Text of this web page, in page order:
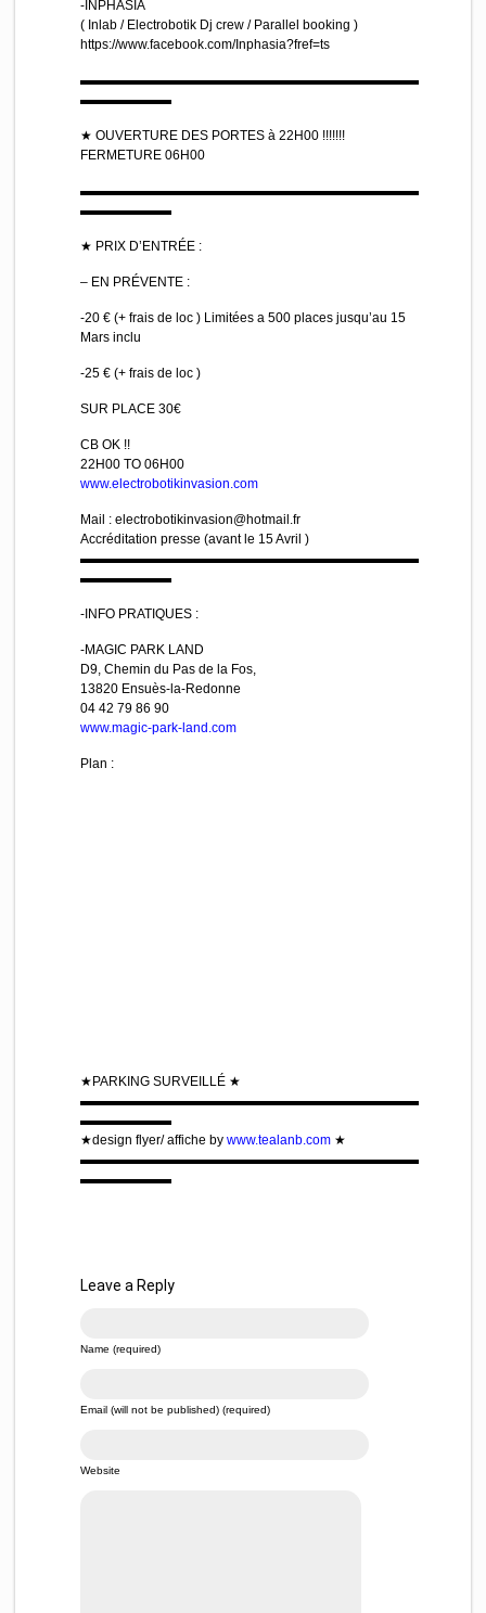
-INPHASIA
( Inlab / Electrobotik Dj crew / Parallel booking )
https://www.facebook.com/Inphasia?fref=ts
▬▬▬▬▬▬▬▬▬▬▬▬▬▬▬▬▬▬▬▬▬▬▬▬▬▬
▬▬▬▬▬▬▬
★ OUVERTURE DES PORTES à 22H00 !!!!!!!
FERMETURE 06H00
▬▬▬▬▬▬▬▬▬▬▬▬▬▬▬▬▬▬▬▬▬▬▬▬▬▬
▬▬▬▬▬▬▬
★ PRIX D’ENTRÉE :
– EN PRÉVENTE :
-20 € (+ frais de loc ) Limitées a 500 places jusqu’au 15
Mars inclu
-25 € (+ frais de loc )
SUR PLACE 30€
CB OK !!
22H00 TO 06H00
www.electrobotikinvasion.com
Mail : electrobotikinvasion@hotmail.fr
Accréditation presse (avant le 15 Avril )
▬▬▬▬▬▬▬▬▬▬▬▬▬▬▬▬▬▬▬▬▬▬▬▬▬▬
▬▬▬▬▬▬▬
-INFO PRATIQUES :
-MAGIC PARK LAND
D9, Chemin du Pas de la Fos,
13820 Ensuès-la-Redonne
04 42 79 86 90
www.magic-park-land.com
Plan :
★PARKING SURVEILLÉ ★
▬▬▬▬▬▬▬▬▬▬▬▬▬▬▬▬▬▬▬▬▬▬▬▬▬▬
▬▬▬▬▬▬▬
★design flyer/ affiche by www.tealanb.com ★
▬▬▬▬▬▬▬▬▬▬▬▬▬▬▬▬▬▬▬▬▬▬▬▬▬▬
▬▬▬▬▬▬▬
Leave a Reply
Name (required)
Email (will not be published) (required)
Website